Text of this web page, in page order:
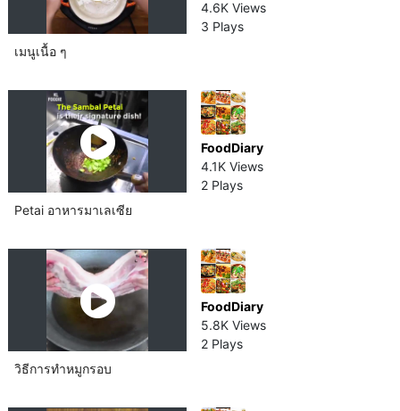
4.6K Views
3 Plays
เมนูเนื้อ ๆ
FoodDiary
4.1K Views
2 Plays
Petai อาหารมาเลเซีย​
FoodDiary
5.8K Views
2 Plays
วิธีการทำหมู​กรอบ